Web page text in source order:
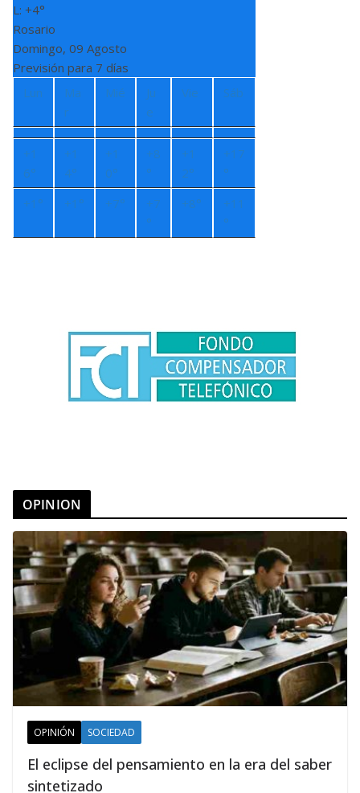
L: +4°
Rosario
Domingo, 09 Agosto
Previsión para 7 días
Lun
Ma
r
Mié
Ju
e
Vie Sáb
+1
6°
+1
4°
+1
0°
+8
°
+1
2°
+17
°
+1° +1° +7° +7
°
+8° +11
°
OPINION
OPINIÓN SOCIEDAD
El eclipse del pensamiento en la era del saber
sintetizado